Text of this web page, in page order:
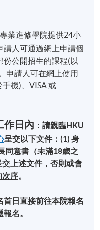
得」原則分配；
將根據實際報名情況
或說明；
提交時間意願表，將
表，不可再更改測試
申請將會被取消；
約2星期之前平郵郵遞
業進修學院提供24小
請人可通過網上申請個
份公開招生的課程(以
申請人可在網上使用
手機)、VISA 或
作日內 ：請親臨HKU
呈交以下文件：(1)身
同意書（未滿18歲之
交上述文件，否則或會
次序。
首日直接前往本院報名
報名。